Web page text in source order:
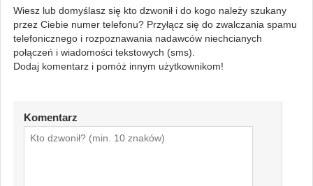
Wiesz lub domyślasz się kto dzwonił i do kogo należy szukany
przez Ciebie numer telefonu? Przyłącz się do zwalczania spamu
telefonicznego i rozpoznawania nadawców niechcianych
połączeń i wiadomości tekstowych (sms).
Dodaj komentarz i pomóż innym użytkownikom!
Komentarz